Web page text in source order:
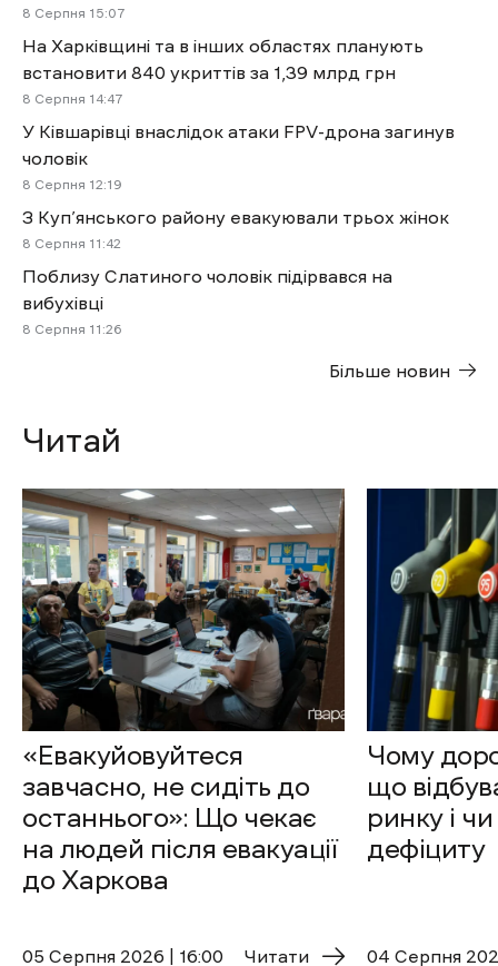
8 Cерпня 15:07
На Харківщині та в інших областях планують
встановити 840 укриттів за 1,39 млрд грн
8 Cерпня 14:47
У Ківшарівці внаслідок атаки FPV-дрона загинув
чоловік
8 Cерпня 12:19
З Куп’янського району евакуювали трьох жінок
8 Cерпня 11:42
Поблизу Слатиного чоловік підірвався на
вибухівці
8 Cерпня 11:26
Більше новин
Читай
«Евакуйовуйтеся
завчасно, не сидіть до
останнього»: Що чекає
на людей після евакуації
до Харкова
05 Cерпня 2026 | 16:00 Читати
Чому
що
ринку і
дефіциту
04 Cерпня